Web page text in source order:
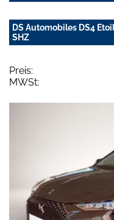
DS Automobiles DS4
SHZ
Preis:
MWSt: